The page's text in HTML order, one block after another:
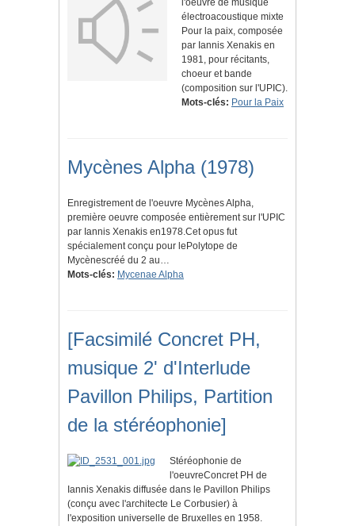
l'oeuvre de musique
électroacoustique mixte
Pour la paix, composée
par Iannis Xenakis en
1981, pour récitants,
choeur et bande
(composition sur l'UPIC).
Mots-clés: Pour la Paix
Mycènes Alpha (1978)
Enregistrement de l'oeuvre Mycènes Alpha,
première oeuvre composée entièrement sur l'UPIC
par Iannis Xenakis en1978.Cet opus fut
spécialement conçu pour lePolytope de
Mycènescréé du 2 au…
Mots-clés: Mycenae Alpha
[Facsimilé Concret PH,
musique 2' d'Interlude
Pavillon Philips, Partition
de la stéréophonie]
Stéréophonie de
l'oeuvreConcret PH de
Iannis Xenakis diffusée dans le Pavillon Philips
(conçu avec l'architecte Le Corbusier) à
l'exposition universelle de Bruxelles en 1958.